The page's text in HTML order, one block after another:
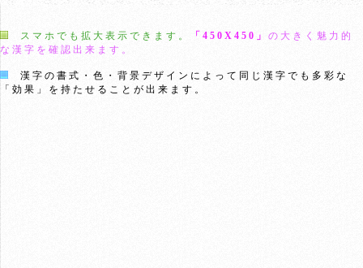
スマホでも拡大表示できます。 「450X450」 の大きく魅力的
な漢字を確認出来ます。
漢字の書式・色・背景デザインによって同じ漢字でも多彩な
「効果」を持たせることが出来ます。